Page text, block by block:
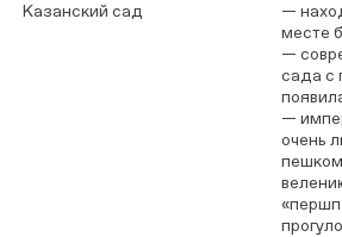
Казанский сад
—
месте
—
сада с
—
очень